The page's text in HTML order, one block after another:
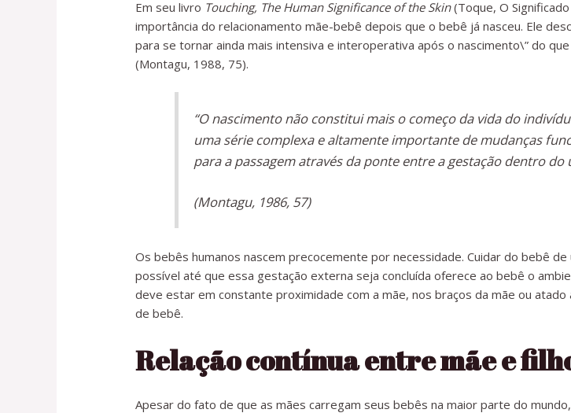
Em seu livro Touching, The Human Significance of the Skin(Toque, O
importância do relacionamento mãe-bebê depois que o bebê já nasceu. Ele
para se tornar ainda mais intensiva e interoperativa após o nascimento\” do
(Montagu, 1988, 75).
“O nascimento não constitui mais o começo da vida do
uma série complexa e altamente importante de mudanças
para a passagem através da ponte entre a gestação dentro
(Montagu, 1986, 57)
Os bebês humanos nascem precocemente por necessidade. Cuidar do bebê
possível até que essa gestação externa seja concluída oferece ao bebê o
deve estar em constante proximidade com a mãe, nos braços da mãe ou
de bebê.
Relação contínua entre mãe e
Apesar do fato de que as mães carregam seus bebês na maior parte do